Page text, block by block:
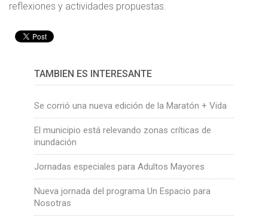
reflexiones y actividades propuestas.
TAMBIÉN ES INTERESANTE
Se corrió una nueva edición de la Maratón + Vida
El municipio está relevando zonas críticas de
inundación
Jornadas especiales para Adultos Mayores
Nueva jornada del programa Un Espacio para
Nosotras